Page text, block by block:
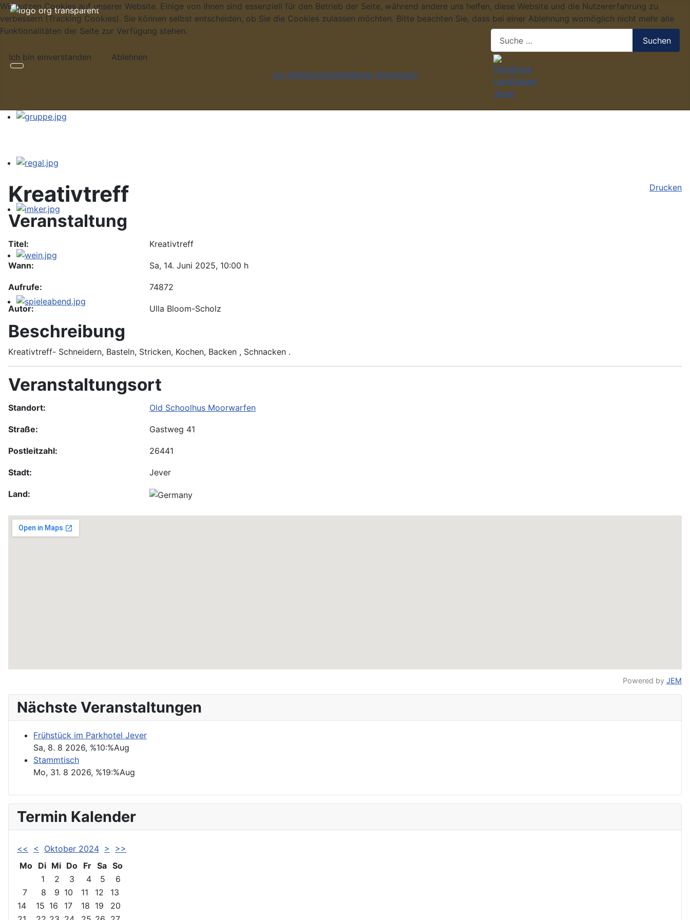
Suchen
Nächste Veranstaltungen
Frühstück im Parkhotel Jever
Sa, 8. 8 2026, %10:%Aug
Stammtisch
Mo, 31. 8 2026, %19:%Aug
Termin Kalender
<< < Oktober 2024 >
>>
Mo Di Mi Do Fr Sa So
1
2 3 4 5
6
7
8 9 10 11 12
13
14
15 16 17 18 19
20
Drucken
Kreativtreff
Veranstaltung
Titel: Kreativtreff
Wann: Sa, 14. Juni 2025, 10:00 h
Aufrufe: 74872
Autor: Ulla Bloom-Scholz
Beschreibung
Kreativtreff- Schneidern, Basteln, Stricken, Kochen, Backen , Schnacken .
Veranstaltungsort
Standort: Old Schoolhus Moorwarfen
Straße: Gastweg 41
Postleitzahl: 26441
Stadt: Jever
Land:
Powered by JEM
Wir nutzen Cookies auf unserer Website. Einige von ihnen sind essenziell für den Betrieb der Seite, während andere uns helfen, diese Website und die Nutzererfahrung zu
verbessern (Tracking Cookies). Sie können selbst entscheiden, ob Sie die Cookies zulassen möchten. Bitte beachten Sie, dass bei einer Ablehnung womöglich nicht mehr alle
Funktionalitäten der Seite zur Verfügung stehen.
Ich bin einverstanden
Ablehnen
zur Datenschutzerklärung Impressum